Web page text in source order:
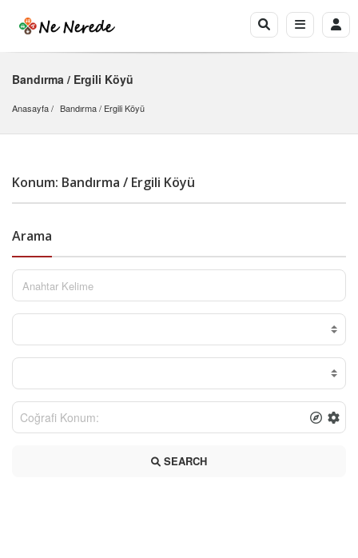
Bandırma / Ergili Köyü
Anasayfa Bandırma / Ergili Köyü
Konum: Bandırma / Ergili Köyü
Arama
SEARCH